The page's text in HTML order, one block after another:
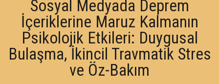
Sosyal Medyada Deprem
İçeriklerine Maruz Kalmanın
Psikolojik Etkileri: Duygusal
Bulaşma, İkincil Travmatik Stres
ve Öz-Bakım